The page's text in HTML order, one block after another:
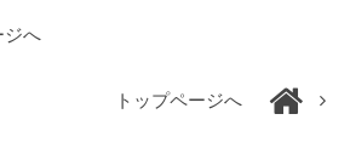
ジへ
トップページへ